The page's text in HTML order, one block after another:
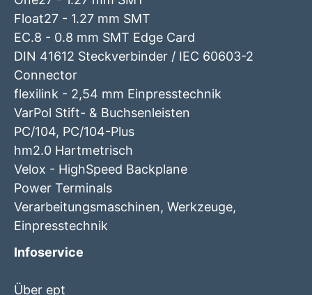
Float27 - 1.27 mm SMT
EC.8 - 0.8 mm SMT Edge Card
DIN 41612 Steckverbinder / IEC 60603-2
Connector
flexilink - 2,54 mm Einpresstechnik
VarPol Stift- & Buchsenleisten
PC/104, PC/104-Plus
hm2.0 Hartmetrisch
Velox - HighSpeed Backplane
Power Terminals
Verarbeitungsmaschinen, Werkzeuge,
Einpresstechnik
Infoservice
Über ept